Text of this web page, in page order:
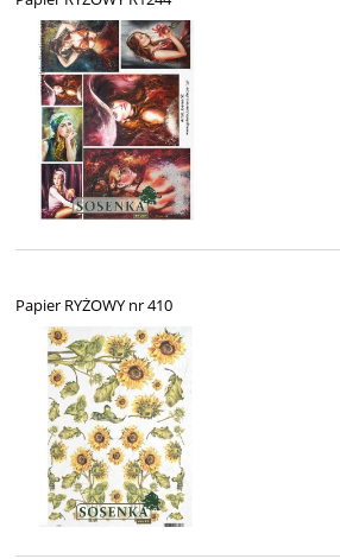
Papier RYŻOWY nr 410